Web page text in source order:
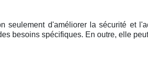
seulement d'améliorer la sécurité et
besoins spécifiques. En outre, elle